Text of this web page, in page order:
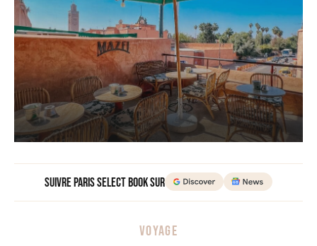
Suivre Paris Select Book sur
VOYAGE